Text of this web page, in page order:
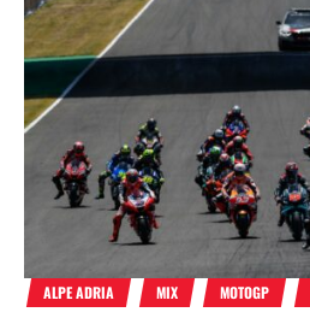
ALPE ADRIA MIX MOTOGP